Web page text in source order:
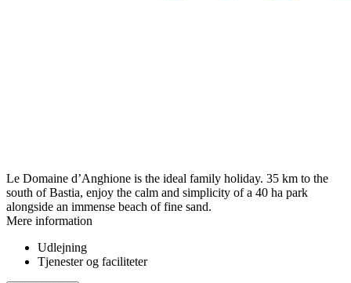
Le Domaine d’Anghione is the ideal family holiday. 35 km to the
south of Bastia, enjoy the calm and simplicity of a 40 ha park
alongside an immense beach of fine sand.
Mere information
Udlejning
Tjenester og faciliteter